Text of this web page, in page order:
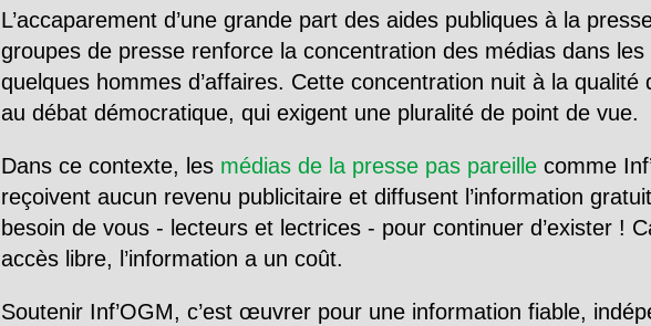
L’accaparement d’une grande part des aides publiques à la
groupes de presse renforce la concentration des médias dans les
quelques hommes d’affaires. Cette concentration nuit à la qualité
au débat démocratique, qui exigent une pluralité de point de vue.
Dans ce contexte, les médias de la presse pas pareille comme
reçoivent aucun revenu publicitaire et diffusent l’information
besoin de vous - lecteurs et lectrices - pour continuer d’exister !
accès libre, l’information a un coût.
Soutenir Inf’OGM, c’est œuvrer pour une information fiable,